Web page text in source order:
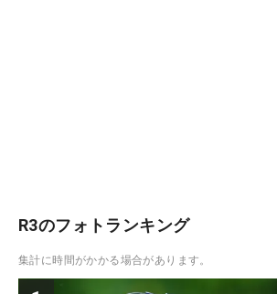
R3のフォトランキング
集計に時間がかかる場合があります。